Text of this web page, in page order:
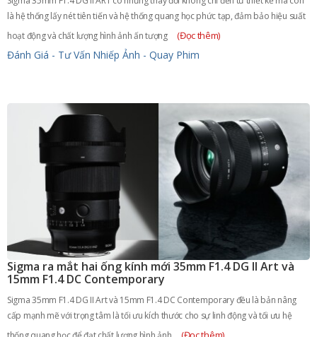
là hệ thống lấy nét tiên tiến và hệ thống quang học phức tạp, đảm bảo hiệu suất
hoạt động và chất lượng hình ảnh ấn tượng
(Đọc thêm)
Đánh Giá - Tư Vấn Nhiếp Ảnh - Quay Phim
Sigma ra mắt hai ống kính mới 35mm F1.4 DG II Art và
15mm F1.4 DC Contemporary
Sigma 35mm F1.4 DG II Art và 15mm F1.4 DC Contemporary đều là bản nâng
cấp mạnh mẽ với trọng tâm là tối ưu kích thước cho sự linh động và tối ưu hệ